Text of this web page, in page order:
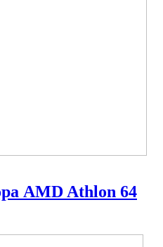
AMD Athlon 64